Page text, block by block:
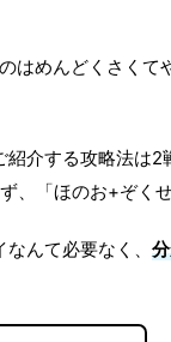
はめんどくさく
介する攻略法は
、「ほのお+ぞく
んて必要なく、